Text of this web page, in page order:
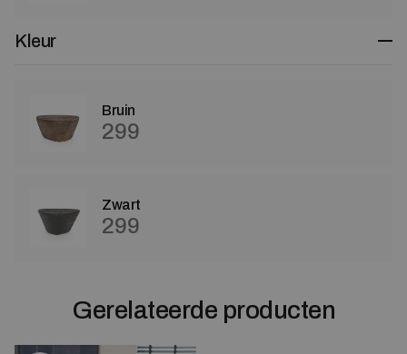
Kleur
Bruin
299
Zwart
299
Gerelateerde producten